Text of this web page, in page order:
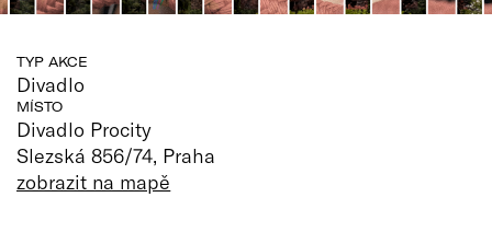
TYP AKCE
Divadlo
MÍSTO
Divadlo Procity
Slezská 856/74, Praha
zobrazit na mapě